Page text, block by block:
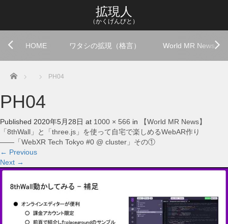
拡現人
（かくげんびと）
HOME ワタシの拡現（格言） World MR News
Home PH04
PH04
Published 2020年5月28日 at 1000 × 566 in
【World MR News】
「8thWall」と「three.js」を使って自宅で楽しめるWebAR作り
――「WebXR Tech Tokyo #0 @ cluster」その①
← Previous
Next →